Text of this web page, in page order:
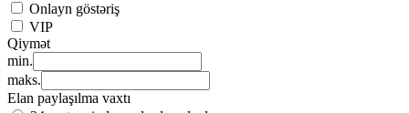
Onlayn göstəriş
VIP
Qiymət
min.
maks.
Elan paylaşılma vaxtı